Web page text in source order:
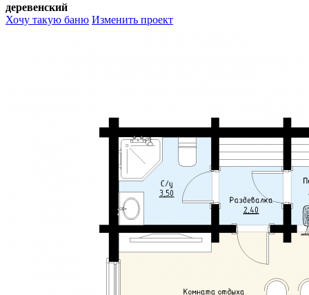
деревенский
Хочу такую баню Изменить проект